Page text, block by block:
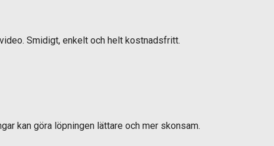
Smidigt, enkelt och helt kostnadsfritt.
kan göra löpningen lättare och mer skonsam.